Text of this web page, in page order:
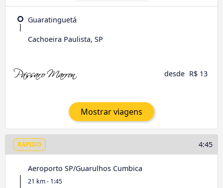
Guaratinguetá
Cachoeira Paulista, SP
desde R$ 13
Mostrar viagens
RÁPIDO 4:45
Aeroporto SP/Guarulhos Cumbica
21 km - 1:45